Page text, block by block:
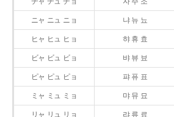
ニャ ニュ ニョ 냐 뉴 뇨
ヒャ ヒュ ヒョ 햐 휴 효
ビャ ビュ ビョ 뱌 뷰 뵤
ピャ ピュ ピョ 퍄 퓨 표
ミャ ミュ ミョ 먀 뮤 묘
リャ リュ リョ 랴 류 료